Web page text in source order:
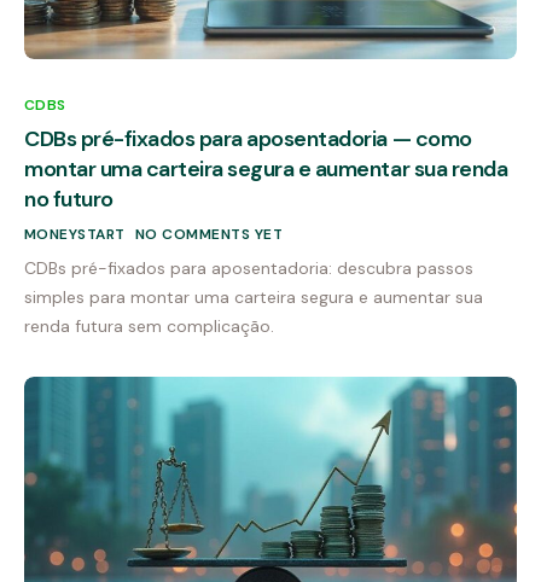
CDBS
CDBs pré-fixados para aposentadoria — como
montar uma carteira segura e aumentar sua renda
no futuro
MONEYSTART NO COMMENTS YET
CDBs pré-fixados para aposentadoria: descubra passos
simples para montar uma carteira segura e aumentar sua
renda futura sem complicação.